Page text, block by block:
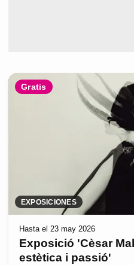
Gratis
EXPOSICIONES
Hasta el 23 may 2026
Exposició 'Cèsar
estètica i passió'